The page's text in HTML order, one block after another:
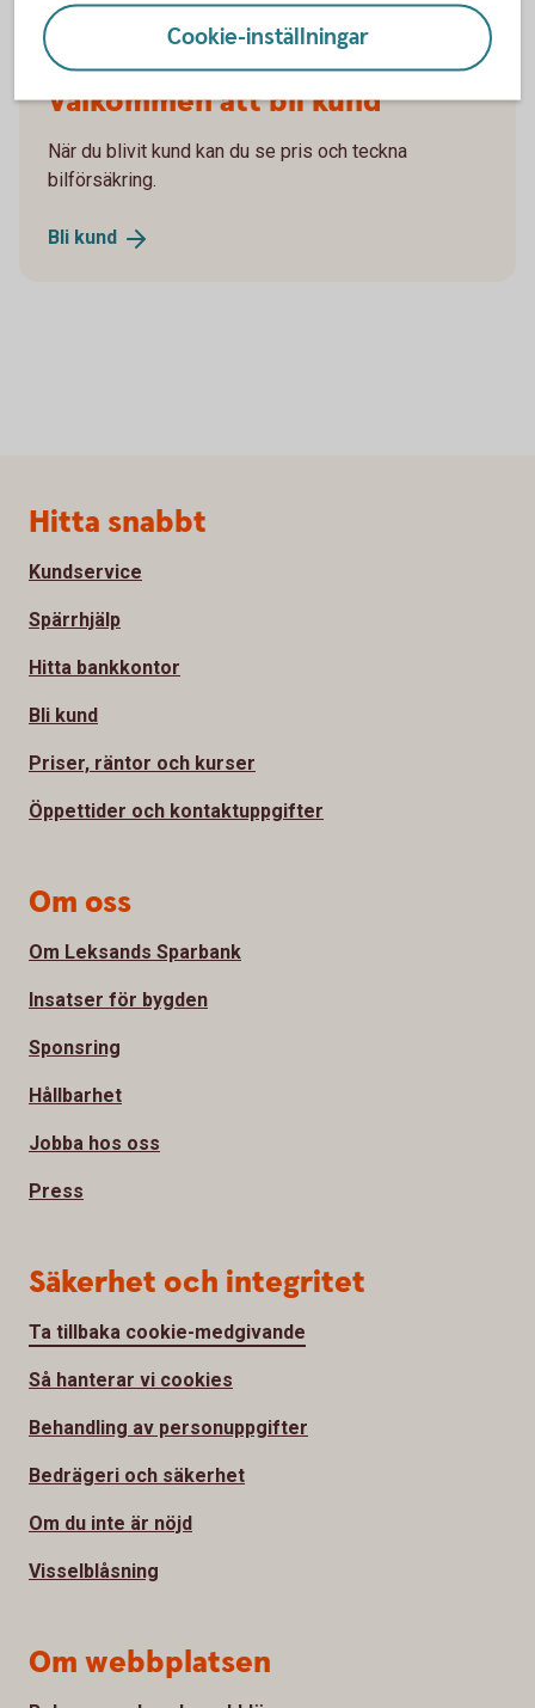
Välkommen att bli kund
När du blivit kund kan du se pris och teckna
bilförsäkring.
Bli kund
Cookie-inställningar
Sidfot
Hitta snabbt
Kundservice
Spärrhjälp
Hitta bankkontor
Bli kund
Priser, räntor och kurser
Öppettider och kontaktuppgifter
Om oss
Om Leksands Sparbank
Insatser för bygden
Sponsring
Hållbarhet
Jobba hos oss
Press
Säkerhet och integritet
Ta tillbaka cookie-medgivande
Så hanterar vi cookies
Behandling av personuppgifter
Bedrägeri och säkerhet
Om du inte är nöjd
Visselblåsning
Om webbplatsen